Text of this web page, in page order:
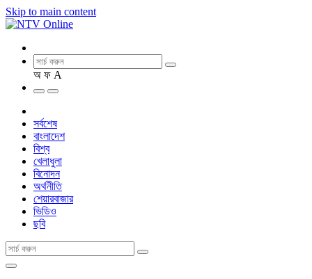
Skip to main content
অ ফ A
সর্বশেষ
বাংলাদেশ
বিশ্ব
খেলাধুলা
বিনোদন
অর্থনীতি
শেয়ারবাজার
ভিডিও
ছবি